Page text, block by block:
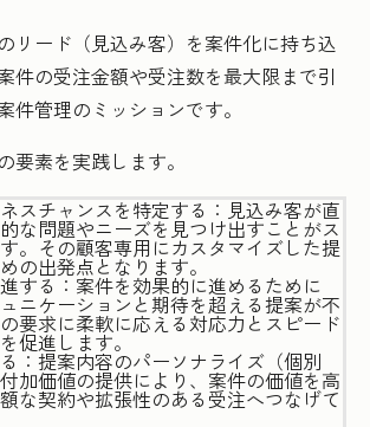
リード（見込み客）を案件化に持ち込
件の受注金額や受注数を最大限まで引
件管理のミッションです。
要素を実践します。
スチャンスを特定する：見込み客が直
な問題やニーズを見つけ出すことがス
。その顧客専用にカスタマイズした提
の出発点となります。
する：案件を効果的に進めるために
ニケーションと期待を超える提案が不
要求に柔軟に応える対応力とスピード
促進します。
：提案内容のパーソナライズ（個別
加価値の提供により、案件の価値を高
な契約や拡張性のある受注へつなげて